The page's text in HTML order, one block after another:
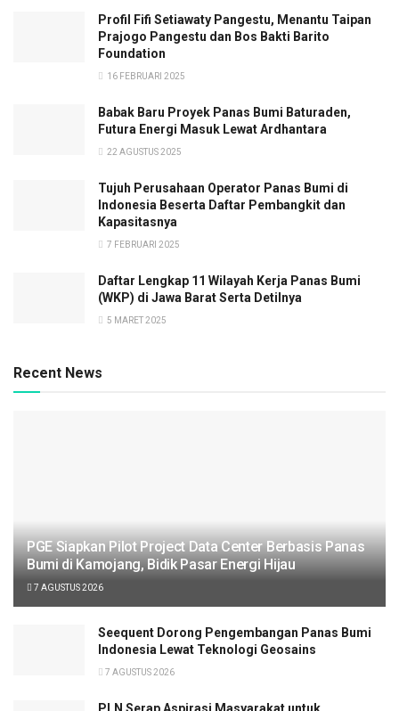
Profil Fifi Setiawaty Pangestu, Menantu Taipan
Prajogo Pangestu dan Bos Bakti Barito
Foundation
16 FEBRUARI 2025
Babak Baru Proyek Panas Bumi Baturaden,
Futura Energi Masuk Lewat Ardhantara
22 AGUSTUS 2025
Tujuh Perusahaan Operator Panas Bumi di
Indonesia Beserta Daftar Pembangkit dan
Kapasitasnya
7 FEBRUARI 2025
Daftar Lengkap 11 Wilayah Kerja Panas Bumi
(WKP) di Jawa Barat Serta Detilnya
5 MARET 2025
Recent News
PGE Siapkan Pilot Project Data Center Berbasis Panas
Bumi di Kamojang, Bidik Pasar Energi Hijau
7 AGUSTUS 2026
Seequent Dorong Pengembangan Panas Bumi
Indonesia Lewat Teknologi Geosains
7 AGUSTUS 2026
PLN Serap Aspirasi Masyarakat untuk